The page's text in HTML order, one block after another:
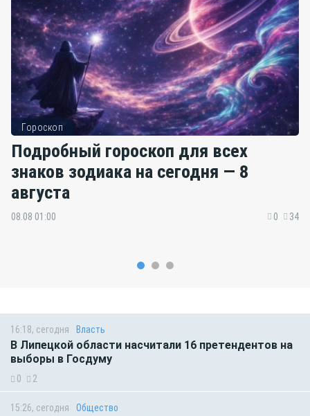
Гороскоп
Подробный гороскоп для всех
знаков зодиака на сегодня — 8
августа
08.08 01:00 0 34
16:18, сегодня Власть
В Липецкой области насчитали 16 претендентов на
выборы в Госдуму
0 2
15:26, сегодня Общество